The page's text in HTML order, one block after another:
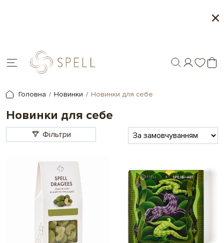
Головна Новинки Новинки для себе
Новинки для себе
Фільтри